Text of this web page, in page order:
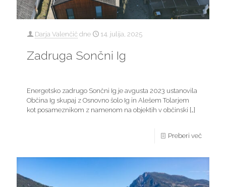
Darja Valenčič dne 14. julija, 2025
Zadruga Sončni Ig
Energetsko zadrugo Sončni Ig je avgusta 2023 ustanovila
Občina Ig skupaj z Osnovno šolo Ig in Alešem Tolarjem
kot posameznikom z namenom na objektih v občinski […]
Preberi več